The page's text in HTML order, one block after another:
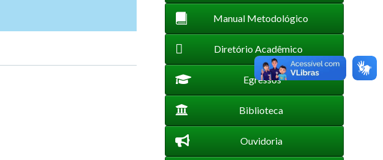
Manual Metodológico
Diretório Acadêmico
Egressos
Biblioteca
Ouvidoria